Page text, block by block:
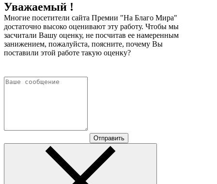
Уважаемый !
Многие посетители сайта Премии "На Благо Мира"
достаточно высоко оценивают эту работу. Чтобы мы
засчитали Вашу оценку, не посчитав ее намеренным
занижением, пожалуйста, поясните, почему Вы
поставили этой работе такую оценку?
Отправить